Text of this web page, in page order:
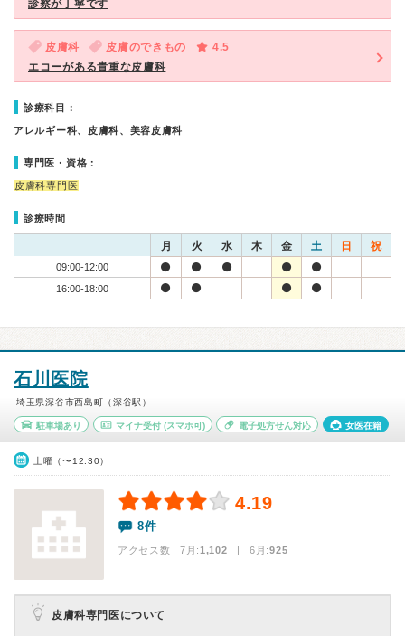
診察が丁寧です
皮膚科 皮膚のできもの
4.5
エコーがある貴重な皮膚科
診療科目：
アレルギー科、皮膚科、美容皮膚科
専門医・資格：
皮膚科専門医
診療時間
月 火 水 木 金 土 日 祝
09:00-12:00
16:00-18:00
石川医院
埼玉県深谷市西島町（深谷駅）
駐車場あり マイナ受付(スマホ可) 電子処方せん対応 女医在籍
土曜（〜12:30）
4.19
8件
アクセス数 7月:1,102 | 6月:925
皮膚科専門医について